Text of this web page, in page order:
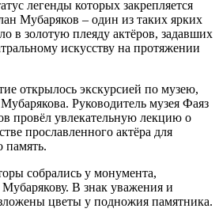
легенды которых закрепляется
Мубаряков – один из таких ярких
в золотую плеяду актёров, задавших
искусству на протяжении
открылось экскурсией по музею,
Руководитель музея Фаяз
провёл увлекательную лекцию о
прославленного актёра для
память.
собрались у монумента,
В знак уважения и
цветы у подножия памятника.